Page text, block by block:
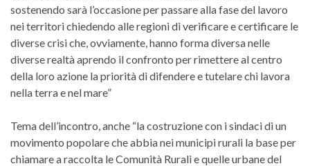
sostenendo sarà l’occasione per passare alla fase del lavoro
nei territori chiedendo alle regioni di verificare e certificare le
diverse crisi che, ovviamente, hanno forma diversa nelle
diverse realtà aprendo il confronto per rimettere al centro
della loro azione la priorità di difendere e tutelare chi lavora
nella terra e nel mare”
Tema dell’incontro, anche “la costruzione con i sindaci di un
movimento popolare che abbia nei municipi rurali la base per
chiamare a raccolta le Comunità Rurali e quelle urbane del